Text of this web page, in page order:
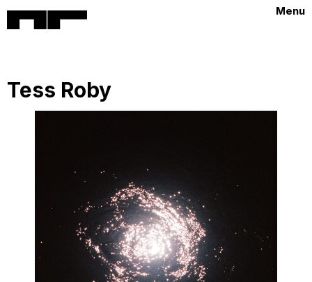
Menu
Tess Roby